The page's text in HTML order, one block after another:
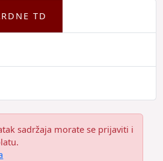
TD
sadržaja morate se prijaviti i